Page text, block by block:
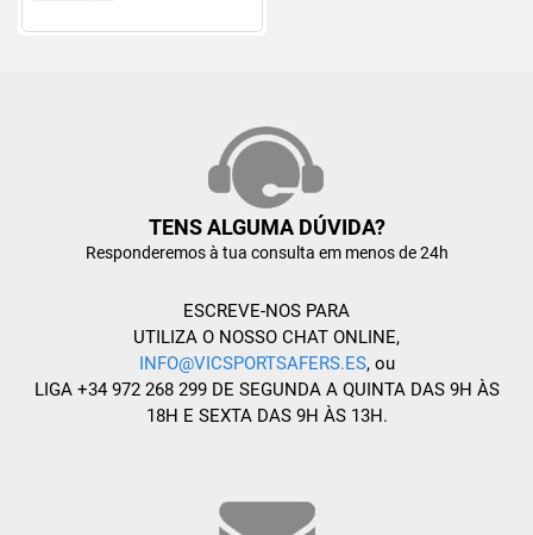
TENS ALGUMA DÚVIDA?
Responderemos à tua consulta em menos de 24h
ESCREVE-NOS PARA
UTILIZA O NOSSO CHAT ONLINE,
INFO@VICSPORTSAFERS.ES, ou
LIGA +34 972 268 299 DE SEGUNDA A QUINTA DAS 9H ÀS
18H E SEXTA DAS 9H ÀS 13H.